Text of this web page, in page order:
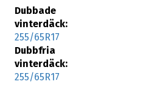
Dubbade
vinterdäck:
255/65R17
Dubbfria
vinterdäck:
255/65R17